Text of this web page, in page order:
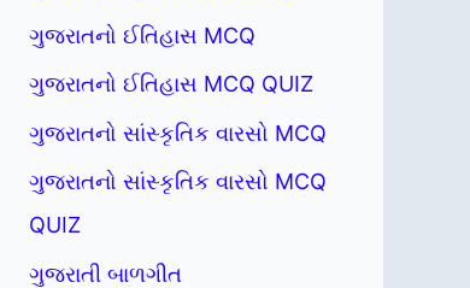
ગુજરાતનો ઈતિહાસ MCQ
ગુજરાતનો ઈતિહાસ MCQ QUIZ
ગુજરાતનો સાંસ્કૃતિક વારસો MCQ
ગુજરાતનો સાંસ્કૃતિક વારસો MCQ
QUIZ
ગુજરાતી બાળગીત